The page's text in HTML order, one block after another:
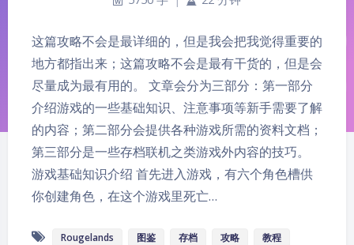
这篇攻略不会是最详细的，但是我会把我觉得重要的
地方都指出来；这篇攻略不会是最有干货的，但是会
尽量成为最有用的。 文章会分为三部分：第一部分
介绍游戏的一些基础知识、注意事项等新手需要了解
的内容；第二部分会提供各种游戏所需的资料文档；
第三部分是一些存档联机之类游戏外内容的技巧。
游戏基础知识介绍 首先进入游戏，有六个角色槽供
你创建角色，在这个游戏里死亡…
Rougelands 图鉴 存档 攻略
教程